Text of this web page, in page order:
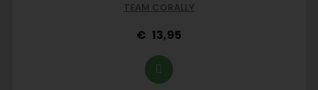
TEAM CORALLY
13,95